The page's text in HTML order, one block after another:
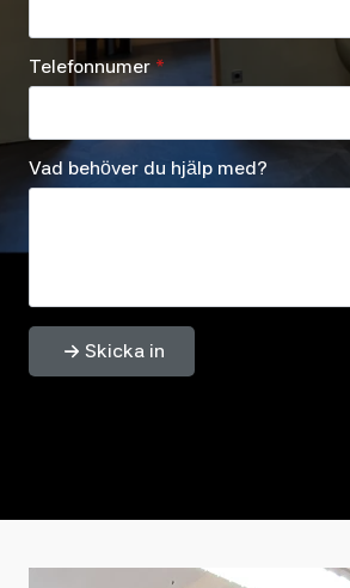
Telefonnumer *
Vad behöver du hjälp med?
Skicka in